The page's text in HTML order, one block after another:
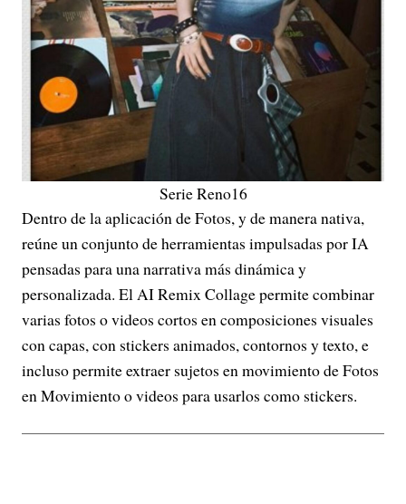
Serie Reno16
Dentro de la aplicación de Fotos, y de manera nativa,
reúne un conjunto de herramientas impulsadas por IA
pensadas para una narrativa más dinámica y
personalizada. El AI Remix Collage permite combinar
varias fotos o videos cortos en composiciones visuales
con capas, con stickers animados, contornos y texto, e
incluso permite extraer sujetos en movimiento de Fotos
en Movimiento o videos para usarlos como stickers.